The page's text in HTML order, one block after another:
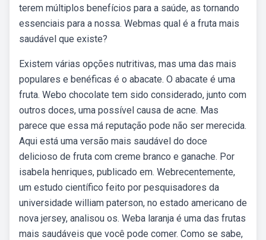
terem múltiplos benefícios para a saúde, as tornando
essenciais para a nossa. Webmas qual é a fruta mais
saudável que existe?
Existem várias opções nutritivas, mas uma das mais
populares e benéficas é o abacate. O abacate é uma
fruta. Webo chocolate tem sido considerado, junto com
outros doces, uma possível causa de acne. Mas
parece que essa má reputação pode não ser merecida.
Aqui está uma versão mais saudável do doce
delicioso de fruta com creme branco e ganache. Por
isabela henriques, publicado em. Webrecentemente,
um estudo científico feito por pesquisadores da
universidade william paterson, no estado americano de
nova jersey, analisou os. Weba laranja é uma das frutas
mais saudáveis que você pode comer. Como se sabe,